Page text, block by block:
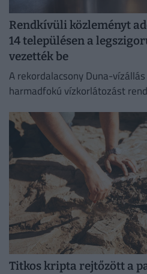
Rendkívüli közleményt
14 településen a
vezették be
A rekordalacsony Duna-
harmadfokú vízkorlátozást
Titkos kripta rejtőzött a